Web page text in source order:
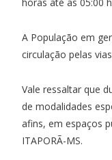
A População em
circulação pelas
Vale ressaltar que
de modalidades
afins, em espaços
ITAPORÃ-MS.